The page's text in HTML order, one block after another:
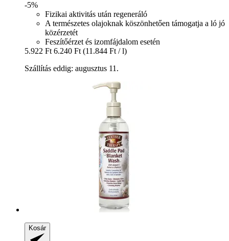
-5%
Fizikai aktivitás után regeneráló
A természetes olajoknak köszönhetően támogatja a ló jó
közérzetét
Feszítőérzet és izomfájdalom esetén
5.922 Ft 6.240 Ft (11.844 Ft / l)
Szállítás eddig: augusztus 11.
Kosár